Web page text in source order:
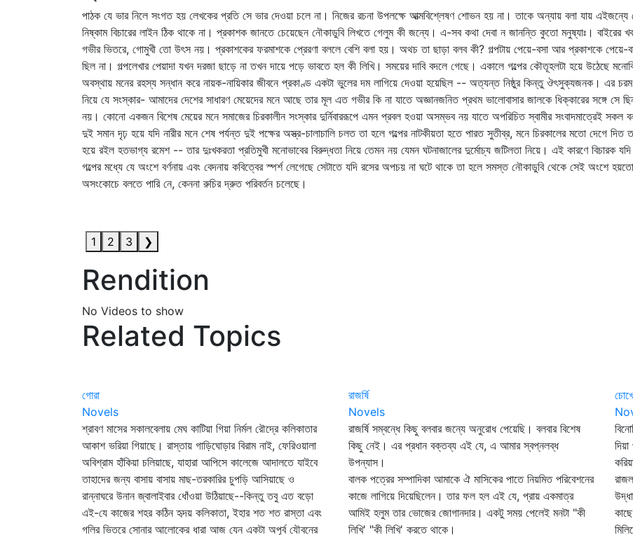
পাঠক যে ভার নিলে সংগত হয় লেখকের প্রতি সে ভার দেওয়া চলে না। নিজের রচনা উপলক্ষে আত্মবিশ্লেষণ শোভন হয় না। তাকে অন্যায় বলা যায়
নিষ্কাম বিচারের লাইন ঠিক থাকে না। প্রকাশক জানতে চেয়েছেন নৌকাডুবি লিখতে গেলুম কী জন্যে। এ-সব কথা দেবা ন জানন্তি কুতো মনুষ্যাঃ। বাইরের
গভীর ভিতরে, গোমুখী তো উৎস নয়। প্রকাশকের ফরমাশকে প্রেরণা বললে বেশি বলা হয়। অথচ তা ছাড়া বলব কী? গল্পটায় পেয়ে-বসা আর প্রকাশকে পেয়ে-
ছিল না। গল্পলেখার পেয়াদা যখন দরজা ছাড়ে না তখন দায়ে পড়ে ভাবতে হল কী লিখি। সময়ের দাবি বদলে গেছে। একালে গল্পের কৌতূহলটা হয়ে উঠেছে
অবস্থায় মনের রহস্য সন্ধান করে নায়ক-নায়িকার জীবনে প্রকাণ্ড একটা ভুলের দম লাগিয়ে দেওয়া হয়েছিল -- অত্যন্ত নিষ্ঠুর কিন্তু ঔৎসুক্যজনক। এর
নিয়ে যে সংস্কার- আমাদের দেশের সাধারণ মেয়েদের মনে আছে তার মূল এত গভীর কি না যাতে অজ্ঞানজনিত প্রথম ভালোবাসার জালকে ধিক্কারের সঙ্গে
নয়। কোনো একজন বিশেষ মেয়ের মনে সমাজের চিরকালীন সংস্কার দুর্নিবাররূপে এমন প্রবল হওয়া অসম্ভব নয় যাতে অপরিচিত স্বামীর সংবাদমাত্রেই সকল
দুই সমান দৃঢ় হয়ে যদি নারীর মনে শেষ পর্যন্ত দুই পক্ষের অস্ত্র-চালাচালি চলত তা হলে গল্পের নাটকীয়তা হতে পারত সুতীব্র, মনে চিরকালের মতো দেগে দিত
হয়ে রইল হতভাগ্য রমেশ -- তার দুঃখকরতা প্রতিমুখী মনোভাবের বিরুদ্ধতা নিয়ে তেমন নয় যেমন ঘটনাজালের দুর্মোচ্য জটিলতা নিয়ে। এই কারণে বিচারক
গল্পের মধ্যে যে অংশে বর্ণনায় এবং বেদনায় কবিত্বের স্পর্শ লেগেছে সেটাতে যদি রসের অপচয় না ঘটে থাকে তা হলে সমস্ত নৌকাডুবি থেকে সেই অংশে
অসংকোচে বলতে পারি নে, কেননা রুচির দ্রুত পরিবর্তন চলেছে।
1 2 3 ❯
Rendition
No Videos to show
Related Topics
গোরা
Novels
শ্রাবণ মাসের সকালবেলায় মেঘ কাটিয়া গিয়া নির্মল রৌদ্রে কলিকাতার
আকাশ ভরিয়া গিয়াছে। রাস্তায় গাড়িঘোড়ার বিরাম নাই, ফেরিওয়ালা
অবিশ্রাম হাঁকিয়া চলিয়াছে, যাহারা আপিসে কালেজে আদালতে যাইবে
তাহাদের জন্য বাসায় বাসায় মাছ-তরকারির চুপড়ি আসিয়াছে ও
রান্নাঘরে উনান জ্বালাইবার ধোঁওয়া উঠিয়াছে--কিন্তু তবু এত বড়ো
এই-যে কাজের শহর কঠিন হৃদয় কলিকাতা, ইহার শত শত রাস্তা এবং
গলির ভিতরে সোনার আলোকের ধারা আজ যেন একটা অপূর্ব যৌবনের
রাজর্ষি
Novels
রাজর্ষি সম্বন্ধে কিছু বলবার জন্যে অনুরোধ পেয়েছি। বলবার বিশেষ
কিছু নেই। এর প্রধান বক্তব্য এই যে, এ আমার স্বপ্নলব্ধ
উপন্যাস।
বালক পত্রের সম্পাদিকা আমাকে ঐ মাসিকের পাতে নিয়মিত পরিবেশনের
কাজে লাগিয়ে দিয়েছিলেন। তার ফল হল এই যে, প্রায় একমাত্র
আমিই হলুম তার ভোজের জোগানদার। একটু সময় পেলেই মনটা "কী
লিখি' "কী লিখি' করতে থাকে।